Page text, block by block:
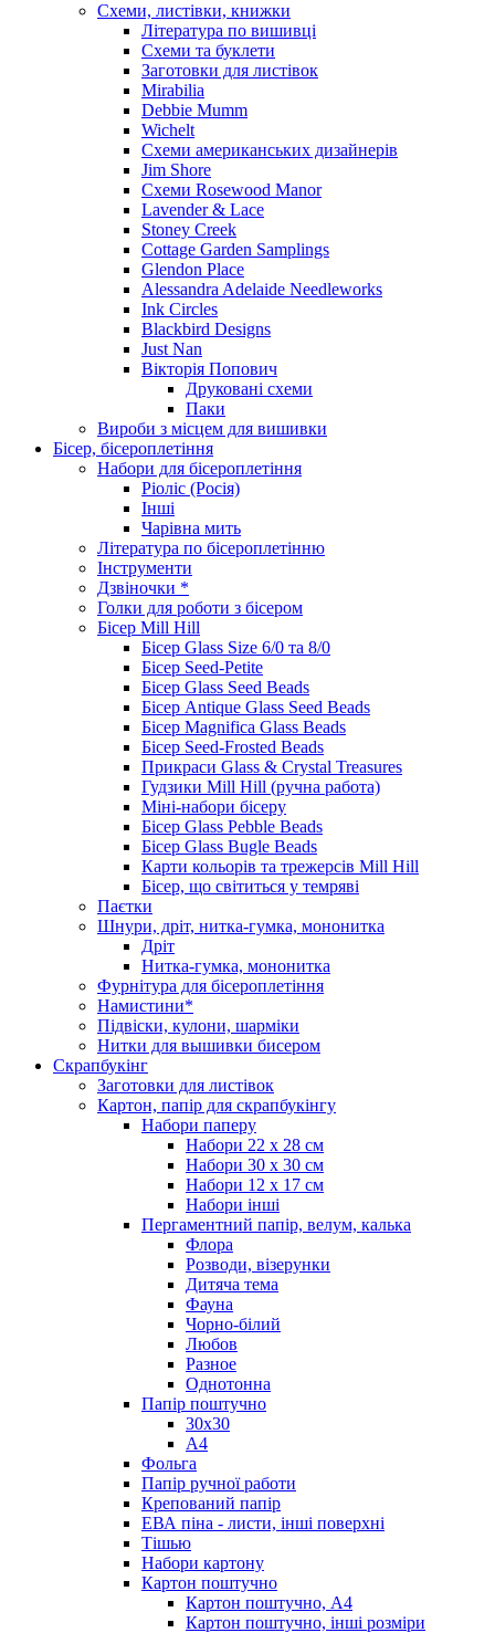
Схеми, листівки, книжки
Література по вишивці
Схеми та буклети
Заготовки для листівок
Mirabilia
Debbie Mumm
Wichelt
Схеми американських дизайнерів
Jim Shore
Cхеми Rosewood Manor
Lavender & Lace
Stoney Creek
Cottage Garden Samplings
Glendon Place
Alessandra Adelaide Needleworks
Ink Circles
Blackbird Designs
Just Nan
Вікторія Попович
Друковані схеми
Паки
Вироби з місцем для вишивки
Бісер, бісероплетіння
Набори для бісероплетіння
Ріоліс (Росія)
Інші
Чарівна мить
Література по бісероплетінню
Інструменти
Дзвіночки *
Голки для роботи з бісером
Бісер Mill Hill
Бісер Glass Size 6/0 та 8/0
Бісер Seed-Petite
Бісер Glass Seed Beads
Бісер Antique Glass Seed Beads
Бісер Magnifica Glass Beads
Бісер Seed-Frosted Beads
Прикраси Glass & Crystal Treasures
Гудзики Mill Hill (ручна работа)
Міні-набори бісеру
Бісер Glass Pebble Beads
Бісер Glass Bugle Beads
Карти кольорів та трежерсів Mill Hill
Бісер, що світиться у темряві
Паєтки
Шнури, дріт, нитка-гумка, мононитка
Дріт
Нитка-гумка, мононитка
Фурнітура для бісероплетіння
Намистини*
Підвіски, кулони, шарміки
Нитки для вышивки бисером
Скрапбукінг
Заготовки для листівок
Картон, папір для скрапбукінгу
Набори паперу
Набори 22 х 28 см
Набори 30 х 30 см
Набори 12 х 17 см
Набори інші
Пергаментний папір, велум, калька
Флора
Розводи, візерунки
Дитяча тема
Фауна
Чорно-білий
Любов
Разное
Однотонна
Папір поштучно
30х30
А4
Фольга
Папір ручної работи
Крепований папір
ЕВА піна - листи, інші поверхні
Тішью
Набори картону
Картон поштучно
Картон поштучно, А4
Картон поштучно, інші розміри